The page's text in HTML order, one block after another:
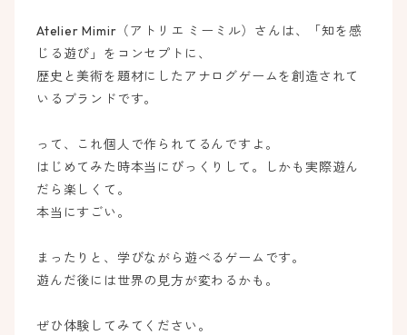
Atelier Mimir（アトリエ ミーミル）さんは、「知を感
じる遊び」をコンセプトに、
歴史と美術を題材にしたアナログゲームを創造されて
いるブランドです。
って、これ個人で作られてるんですよ。
はじめてみた時本当にびっくりして。しかも実際遊ん
だら楽しくて。
本当にすごい。
まったりと、学びながら遊べるゲームです。
遊んだ後には世界の見方が変わるかも。
ぜひ体験してみてください。